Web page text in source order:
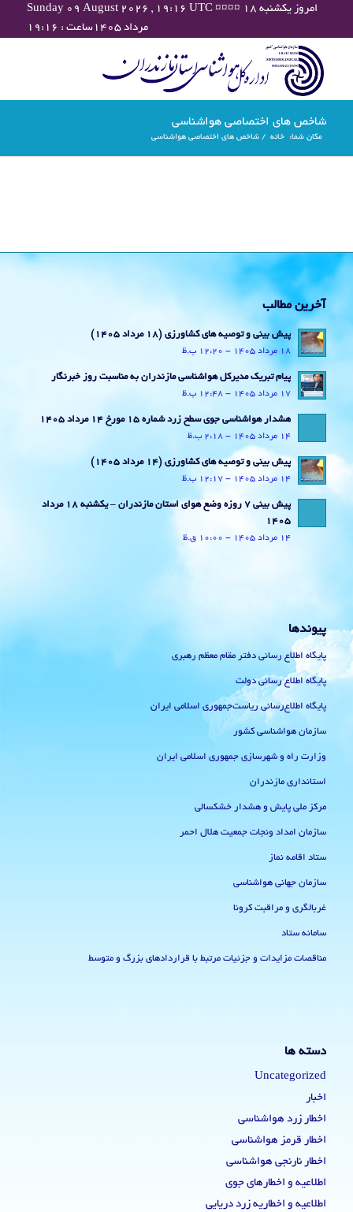
Sunday 09 August 2026 , 19:16 UTC ¤¤¤¤ امروز یکشنبه ۱۸
مرداد ۱۴۰۵ساعت : ۱۹:۱۶
شاخص های اختصاصی هواشناسی
مکان شما: خانه / شاخص های اختصاصی هواشناسی
آخرین مطالب
پیش بینی و توصیه های کشاورزی (18 مرداد ۱۴۰۵)
18 مرداد 1405 - 12:20 ب.ظ
پیام تبریک مدیرکل هواشناسی مازندران به مناسبت روز خبرنگار
17 مرداد 1405 - 12:48 ب.ظ
هشدار هواشناسی جوی سطح زرد شماره 15 مورخ 14 مرداد 1405
14 مرداد 1405 - 2:18 ب.ظ
پیش بینی و توصیه های کشاورزی (14 مرداد ۱۴۰۵)
14 مرداد 1405 - 12:17 ب.ظ
پیش بینی 7 روزه وضع هوای استان مازندران – یکشنبه 18 مرداد
1405
14 مرداد 1405 - 10:00 ق.ظ
پیوندها
پایگاه اطلاع رسانی دفتر مقام معظم رهبری
پایگاه اطلاع رسانی دولت
پایگاه اطلاع‌رسانی ریاست‌جمهوری اسلامی ایران
سازمان هواشناسی کشور
وزارت راه و شهرسازی جمهوری اسلامی ایران
استانداری مازندران
مرکز ملی پایش و هشدار خشکسالی
سازمان امداد ونجات جمعیت هلال احمر
ستاد اقامه نماز
سازمان جهانی هواشناسی
غربالگری و مراقبت کرونا
سامانه ستاد
مناقصات مزایدات و جزئیات مرتبط با قراردادهای بزرگ و متوسط
دسته ها
Uncategorized
اخبار
اخطار زرد هواشناسی
اخطار قرمز هواشناسی
اخطار نارنجی هواشناسی
اطلاعیه و اخطارهای جوی
اطلاعیه و اخطاریه زرد دریایی